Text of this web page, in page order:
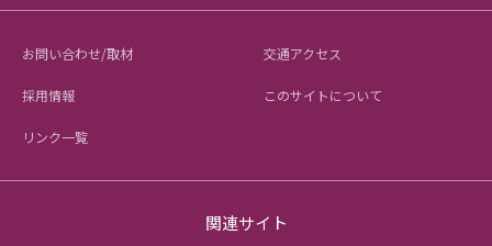
お問い合わせ/取材 交通アクセス
採用情報 このサイトについて
リンク一覧
関連サイト